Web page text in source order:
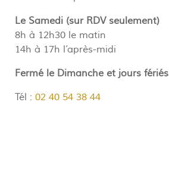
Le Samedi (sur RDV seulement)
8h à 12h30 le matin
14h à 17h l’après-midi
Fermé le Dimanche et jours fériés
Tél : 02 40 54 38 44